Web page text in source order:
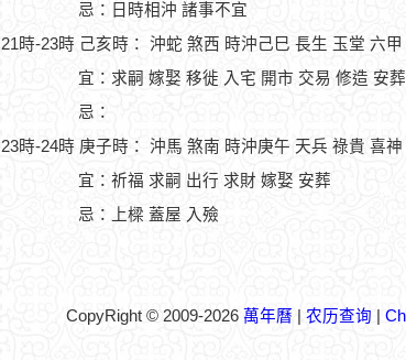
忌：日時相沖 諸事不宜
21時-23時 己亥時： 沖蛇 煞西 時沖己巳 長生 玉堂 六甲
宜：求嗣 嫁娶 移徙 入宅 開市 交易 修造 安葬
忌：
23時-24時 庚子時： 沖馬 煞南 時沖庚午 天兵 祿貴 喜神
宜：祈福 求嗣 出行 求財 嫁娶 安葬
忌：上樑 蓋屋 入殮
CopyRight © 2009-2026 萬年曆 农历查询